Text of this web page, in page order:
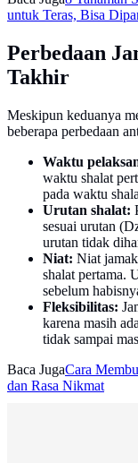
untuk Teras, Bisa
Perbedaan
Takhir
Meskipun keduanya
beberapa perbedaan
Waktu
waktu shalat
pada waktu
Urutan shalat:
sesuai urutan
urutan tidak
Niat: Niat
shalat pertama.
sebelum
Fleksibilitas:
karena masih
tidak sampai
Baca JugaCara
dan Rasa Nikmat